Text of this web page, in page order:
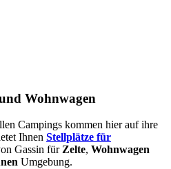
Wohnwagen
Campings kommen hier auf ihre
Ihnen Stellplätze für
Gassin für Zelte, Wohnwagen
Umgebung.